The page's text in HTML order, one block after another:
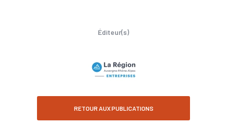
Éditeur(s)
RETOUR AUX PUBLICATIONS